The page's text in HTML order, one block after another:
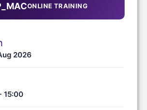
ONLINE TRAINING
2026
15:00